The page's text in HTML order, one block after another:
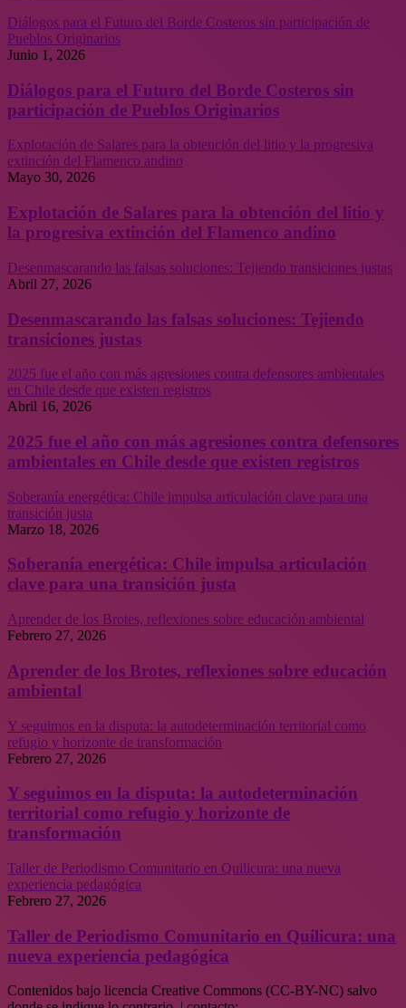
Diálogos para el Futuro del Borde Costeros sin participación de
Pueblos Originarios
Junio 1, 2026
Diálogos para el Futuro del Borde Costeros sin
participación de Pueblos Originarios
Explotación de Salares para la obtención del litio y la progresiva
extinción del Flamenco andino
Mayo 30, 2026
Explotación de Salares para la obtención del litio y
la progresiva extinción del Flamenco andino
Desenmascarando las falsas soluciones: Tejiendo transiciones justas
Abril 27, 2026
Desenmascarando las falsas soluciones: Tejiendo
transiciones justas
2025 fue el año con más agresiones contra defensores ambientales
en Chile desde que existen registros
Abril 16, 2026
2025 fue el año con más agresiones contra defensores
ambientales en Chile desde que existen registros
Soberanía energética: Chile impulsa articulación clave para una
transición justa
Marzo 18, 2026
Soberanía energética: Chile impulsa articulación
clave para una transición justa
Aprender de los Brotes, reflexiones sobre educación ambiental
Febrero 27, 2026
Aprender de los Brotes, reflexiones sobre educación
ambiental
Y seguimos en la disputa: la autodeterminación territorial como
refugio y horizonte de transformación
Febrero 27, 2026
Y seguimos en la disputa: la autodeterminación
territorial como refugio y horizonte de
transformación
Taller de Periodismo Comunitario en Quilicura: una nueva
experiencia pedagógica
Febrero 27, 2026
Taller de Periodismo Comunitario en Quilicura: una
nueva experiencia pedagógica
Contenidos bajo licencia Creative Commons (CC-BY-NC) salvo